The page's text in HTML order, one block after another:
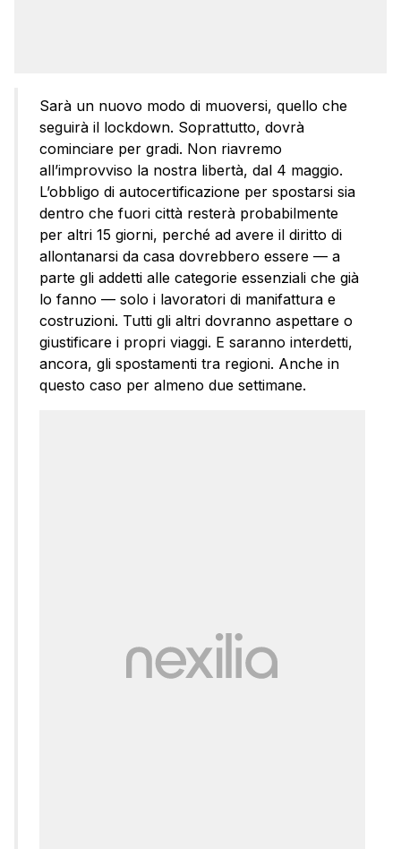
Sarà un nuovo modo di muoversi, quello che
seguirà il lockdown. Soprattutto, dovrà
cominciare per gradi. Non riavremo
all’improvviso la nostra libertà, dal 4 maggio.
L’obbligo di autocertificazione per spostarsi sia
dentro che fuori città resterà probabilmente
per altri 15 giorni, perché ad avere il diritto di
allontanarsi da casa dovrebbero essere — a
parte gli addetti alle categorie essenziali che già
lo fanno — solo i lavoratori di manifattura e
costruzioni. Tutti gli altri dovranno aspettare o
giustificare i propri viaggi. E saranno interdetti,
ancora, gli spostamenti tra regioni. Anche in
questo caso per almeno due settimane.